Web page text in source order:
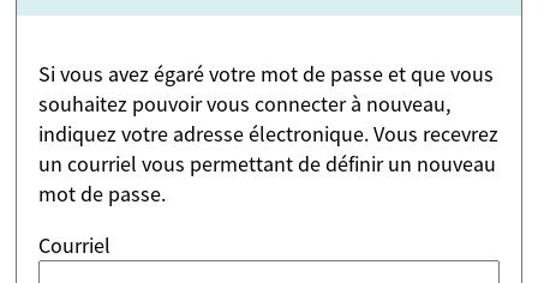
Si vous avez égaré votre mot de passe et que vous
souhaitez pouvoir vous connecter à nouveau,
indiquez votre adresse électronique. Vous recevrez
un courriel vous permettant de définir un nouveau
mot de passe.
Courriel